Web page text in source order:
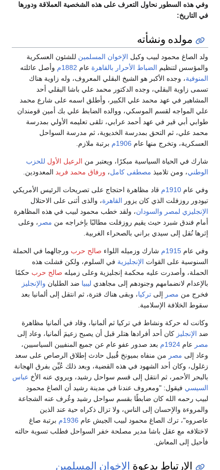
وفي هذه السطور نحاول التعرف على هذه الشخصية العملاقة ودورها
في التاريخ:
مولده ونشأته
ولد الصاغ محمود لبيب وكيل الإخوان المسلمين للشئون العسكرية
والمؤسس لتنظيم الضباط الأحرار بالقاهرة عام 1882م
وأصل عائلته
المنوفية، وجده الأكبر هو الشيخ البقلي المعروف، وله زاوية هناك
تسمى زاوية البقلي، وجده الدكتور محمد علي باشا البقلي أحد
المشاهير في عهد محمد علي الكبير، وأطلق اسمه على شارع محمد
علي المواجه لقسم الموسكي، ووالده الضابط علي بك أمين قومندان
طوابي أبي قير في عهد أحمد عرابي، تلقى تعليمه الأولي بمدرسة
محمد علي، ثم التحق بمدرسة الخديوية، ثم مدرسة السواحل
العسكرية، وتخرج منها عام 1906م برتبة ملازم.
شارك في الحياة السياسية مبكرًا، ويعتبر من الرعيل الأول للحزب
الوطني، ومن تلاميذ مصطفى كامل، ورفاق محمد فريد المعدودين.
وفي عام 1910م
قاد مظاهرة احتجاج على تصريحات الرئيس الأمريكي
تيودور روزفلت الذي كان يزور القاهرة، والذى أثنى على الاحتلال
الإنجليزي لمصر والسودان، ولقد خطب محمود لبيب في هذه المظاهرة
أمام فندق شبرد حيث يقيم روزفلت مطالبًا بإخراجه من مصر ، وعلى
إثرها نُقل إلى سيدي براني بالصحراء الغربية.
وفي عام 1915م شارك وزميله اللواء صالح حرب ورجالهما في الحملة
السنوسية على القوات الإنجليزية في السلوم، ولكن فشلت هذه
الحملة، وأصدرت عليه محكمة إنجليزية وعلى زميله صالح حرب حكمًا
بالإعدام لانضمامهم وجنودهم إلى مجاهدي ليبيا ضد الطليان والإنجليز
فخرج من مصر إلى تركيا، وبقى هناك فترة، ثم انتقل إلى ألمانيا بعد
سقوط الخلافة الإسلامية.
وكانت له حركة ونشاط في تركيا ثم ألمانيا، وقاد في ألمانيا مظاهرة
ضد الإنجليز كان أحد أفرادها هتلر قبل أن يصبح زعيمَ ألمانيا، وعاد إلى
مصر عام 1924م
بعد صدور عفو عام عن جميع المنفيين السياسيين،
وعاد إلى مصر من منفاه بميونخ قُبيل حادث إطلاق الرصاص على سعد
زغلول، وكان أحد الشهود في هذه القضية، وبعد ذلك عُيِّن بفرق الهجانة
بالبحر الأحمر، ثم انتقل إلى قسم سواحل رشيد، ويروي عنه الأخ عباس
السيسي فيقول: "ومعروف عندنا في مدينة رشيد أن الصاغ محمود
لبيب رحمه الله كان ضابطًا بقسم سواحل رشيد وعُرف عنه الشجاعة
والمروءة والإحسان إلى الناس، ولا تزال ذكراه حية عند الذين
عاصروه"، ترك الصاغ محمود لبيب الجيش عام 1936م
برتبة صاغ
لاختلافه مع عقل باشا مدير مصلحة خفر السواحل فطلب تسوية حالته
فأحيل إلى المعاش.
الإرتباط بدعوة الإخوان المسلمين